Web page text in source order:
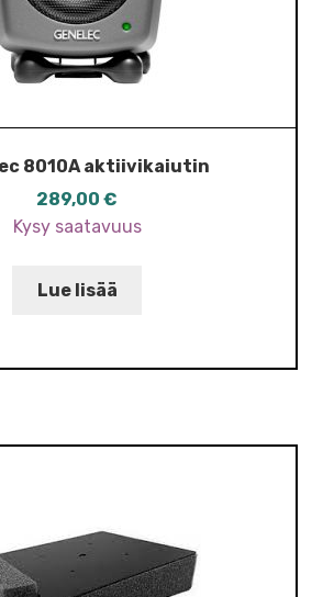
8010A aktiivikaiutin
289,00 €
Kysy saatavuus
Lue lisää